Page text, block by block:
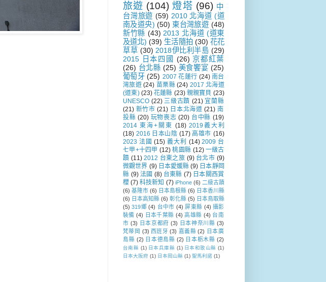
旅遊 (104) 燈塔 (96) 中
台灣旅遊 (59) 2010 北海道 (道
南及道央) (50) 東台灣旅遊 (48)
新竹縣 (43) 2013 北海道 (道東
及道北) (39) 生活隨拍 (30) 花花
草草 (30) 2018伊比利半島 (29)
2015 日本四國 (26) 京都紅葉
(26) 台北縣 (25) 美食饗宴 (25)
葡萄牙 (25) 2007 花蓮行 (24) 南台
灣旅遊 (24) 苗栗縣 (24) 2017 北海道
(道東) (23) 花蓮縣 (23) 親親寶貝 (23)
UNESCO (22) 三級古蹟 (21) 宜蘭縣
(21) 新竹市 (21) 日本北海道 (21) 南
投縣 (20) 玩物喪志 (20) 台中縣 (19)
2014 東海+關東 (18) 2019義大利
(18) 2016 日本山陰 (17) 高雄市 (16)
2023 法國 (15) 義大利 (14) 2009 台
七甲+十四甲 (12) 桃園縣 (12) 一級古
蹟 (11) 2012 台東之旅 (9) 台北市 (9)
微觀世界 (9) 日本愛媛縣 (9) 日本靜岡
縣 (9) 法國 (8) 台東縣 (7) 日本關西賞
櫻 (7) 科技新知 (7) iPhone (6) 二級古蹟
(6) 基隆市 (6) 日本島根縣 (6) 日本香川縣
(6) 日本高知縣 (6) 彰化縣 (5) 日本鳥取縣
(5) 319鄉 (4) 台中市 (4) 屏東縣 (4) 攝影
裝備 (4) 日本千葉縣 (4) 高雄縣 (4) 台南
市 (3) 日本京都府 (3) 日本神奈川縣 (3)
梵蒂岡 (3) 西班牙 (3) 嘉義縣 (2) 日本廣
島縣 (2) 日本德島縣 (2) 日本栃木縣 (2)
台南縣 (1) 日本兵庫縣 (1) 日本和歌山縣 (1)
日本大阪府 (1) 日本岡山縣 (1) 聖馬利諾 (1)